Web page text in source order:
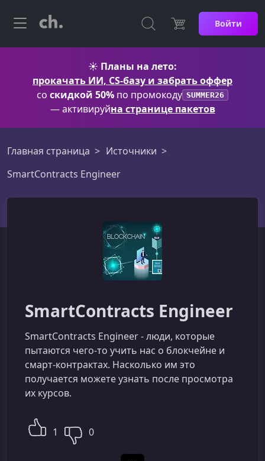
Войти
☀️ Планы на лето:
прокачать ИИ, CS-базу и забрать оффер
со скидкой 50% по промокоду SUMMER26
— активируйна странице пакетов
Главная страница
Источники
SmartContracts Engineer
SmartContracts Engineer
SmartContracts Engineer - люди, которые
пытаются чего-то учить нас о блокчейне и
смарт-контрактах. Насколько им это
получается можете узнать после просмотра
их курсов.
1 0